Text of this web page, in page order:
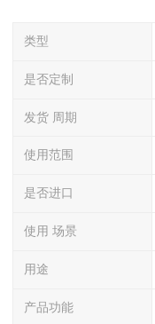
类型
是否定制
发货 周期
使用范围
是否进口
使用 场景
用途
产品功能